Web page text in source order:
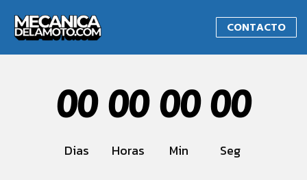
CONTACTO
00
Dias
00
Horas
00
Min
00
Seg